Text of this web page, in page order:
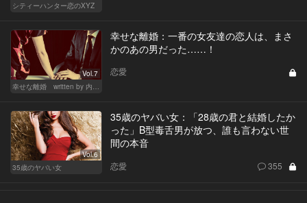
シティーハンター恋のXYZ
Vol.7
幸せな離婚 written by 内埜さくら
幸せな離婚：一番の女友達の恋人は、まさ
かのあの男だった……！
恋愛
Vol.6
35歳のヤバい女
35歳のヤバい女：「28歳の君と結婚したか
った」B型毒舌男が放つ、誰も言わない世
間の本音
恋愛 355